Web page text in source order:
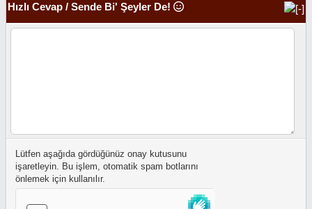
Hızlı Cevap / Sende Bi' Şeyler De!
Lütfen aşağıda gördüğünüz onay kutusunu
işaretleyin. Bu işlem, otomatik spam botlarını
önlemek için kullanılır.